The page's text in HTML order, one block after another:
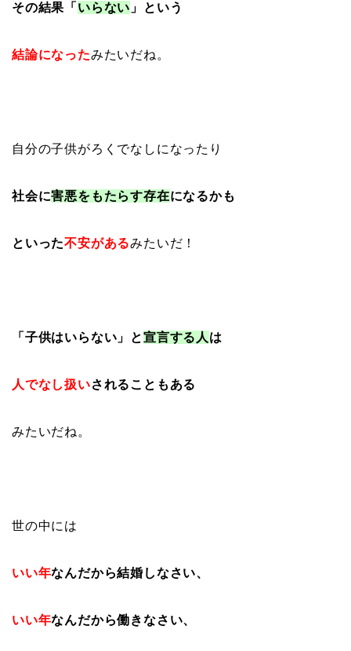
その結果「 いらない 」という
結論になったみたいだね。
自分の子供がろくでなしになったり
社会に害悪をもたらす存在になるかも
といった不安があるみたいだ！
「子供はいらない」と宣言する人は
人でなし扱いされることも ある
みたいだね。
世の中には
いい年なんだから結婚しなさい、
いい年なんだから働きなさい、